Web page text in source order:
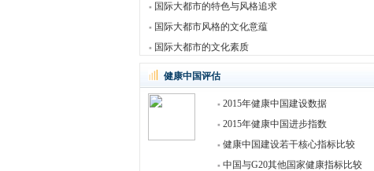
国际大都市的特色与风格追求
国际大都市风格的文化意蕴
国际大都市的文化素质
健康中国评估
2015年健康中国建设数据
2015年健康中国进步指数
健康中国建设若干核心指标比较
中国与G20其他国家健康指标比较